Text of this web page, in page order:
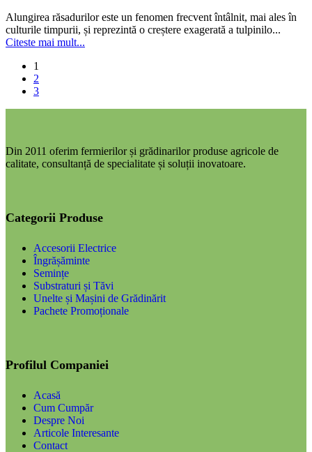
Alungirea răsadurilor este un fenomen frecvent întâlnit, mai ales în
culturile timpurii, și reprezintă o creștere exagerată a tulpinilo...
Citeste mai mult...
1
2
3
Din 2011 oferim fermierilor și grădinarilor produse agricole de
calitate, consultanță de specialitate și soluții inovatoare.
Categorii Produse
Accesorii Electrice
Îngrășăminte
Semințe
Substraturi și Tăvi
Unelte și Mașini de Grădinărit
Pachete Promoționale
Profilul Companiei
Acasă
Cum Cumpăr
Despre Noi
Articole Interesante
Contact